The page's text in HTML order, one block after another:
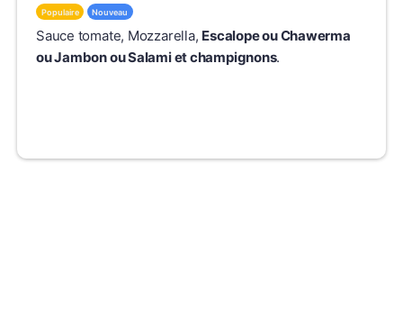
Populaire Nouveau
Sauce tomate, Mozzarella, Escalope ou Chawerma
ou Jambon ou Salami etchampignons.